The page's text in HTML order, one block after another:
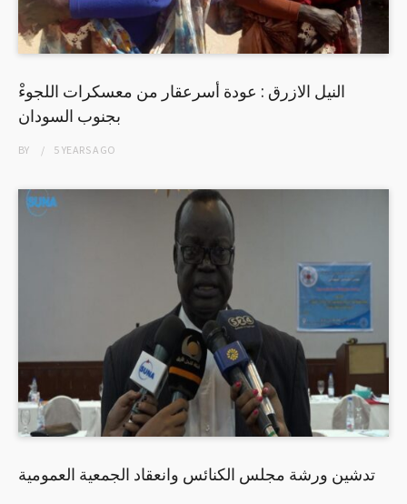
بجنوب السودان
BY 5 YEARSAGO
تدشين ورشة مجلس الكنائس وانعقاد الجمعية العمومية